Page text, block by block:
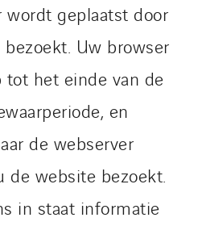
geplaatst door
Uw browser
tot het einde van de
en
de webserver
de website bezoekt.
in staat informatie